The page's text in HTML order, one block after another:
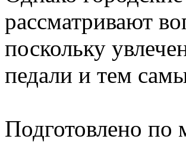
рассматривают
поскольку
педали и тем
Подготовлено по